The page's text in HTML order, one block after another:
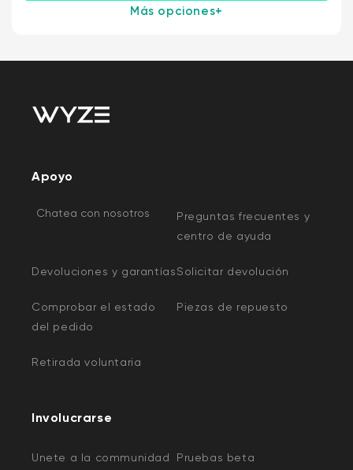
Más opciones+
Apoyo
Chatea con nosotros
Preguntas frecuentes y
centro de ayuda
Devoluciones y garantíasSolicitar devolución
Comprobar el estado
del pedido
Piezas de repuesto
Retirada voluntaria
Involucrarse
Unete a la communidad Pruebas beta